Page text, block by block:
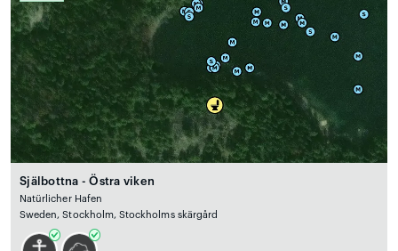
Själbottna - Östra viken
Natürlicher Hafen
Sweden, Stockholm, Stockholms skärgård